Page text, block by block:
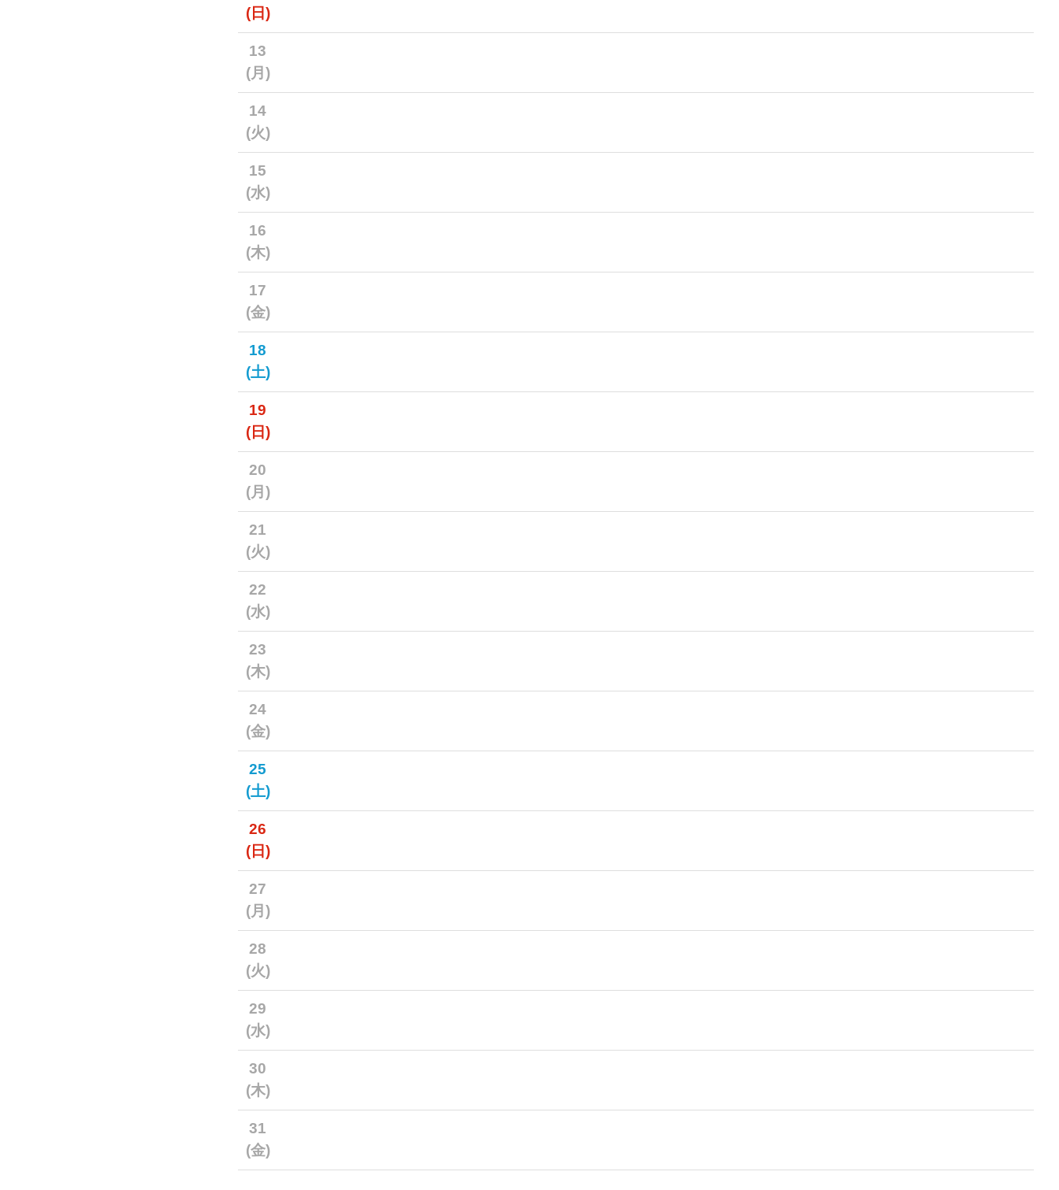
(日)
13
(月)
14
(火)
15
(水)
16
(木)
17
(金)
18
(土)
19
(日)
20
(月)
21
(火)
22
(水)
23
(木)
24
(金)
25
(土)
26
(日)
27
(月)
28
(火)
29
(水)
30
(木)
31
(金)